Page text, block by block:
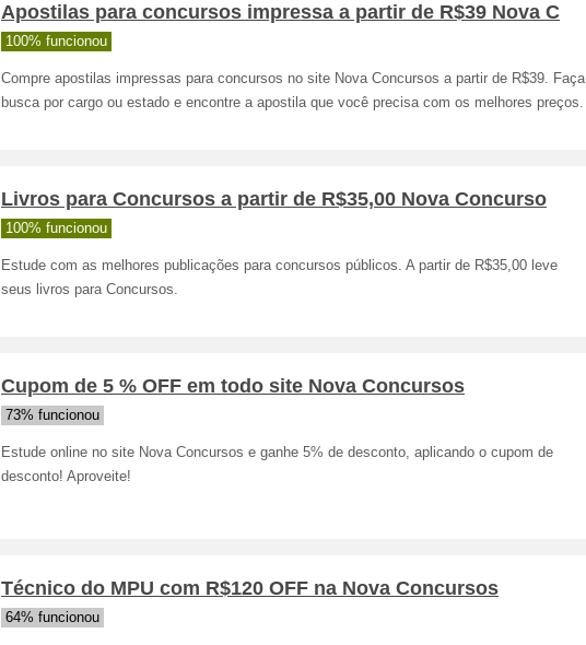
Apostilas para concursos impressa a partir de R$39 Nova C
100% funcionou
Compre apostilas impressas para concursos no site Nova Concursos a partir de R$39. Faça
busca por cargo ou estado e encontre a apostila que você precisa com os melhores preços.
Livros para Concursos a partir de R$35,00 Nova Concurso
100% funcionou
Estude com as melhores publicações para concursos públicos. A partir de R$35,00 leve
seus livros para Concursos.
Cupom de 5 % OFF em todo site Nova Concursos
73% funcionou
Estude online no site Nova Concursos e ganhe 5% de desconto, aplicando o cupom de
desconto! Aproveite!
Técnico do MPU com R$120 OFF na Nova Concursos
64% funcionou